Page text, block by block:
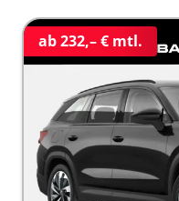
ab 232,– € mtl.